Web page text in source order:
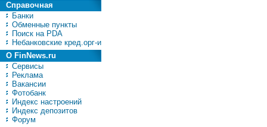
Справочная
Банки
Обменные пункты
Поиск на PDA
Небанковские кред.орг-и
О FinNews.ru
Сервисы
Реклама
Вакансии
Фотобанк
Индекс настроений
Индекс депозитов
Форум